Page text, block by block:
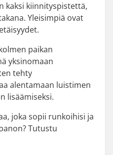
kaksi kiinnityspistettä,
Yleisimpiä ovat
paikan
yksinomaan
tehty
alentamaan luistimen
lisäämiseksi.
joka sopii runkoihisi ja
Tutustu